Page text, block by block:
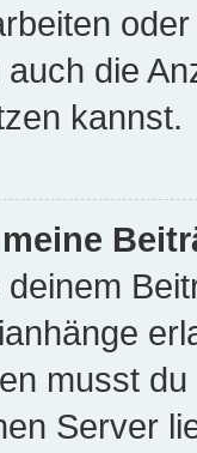
die
kannst.
musst
Server